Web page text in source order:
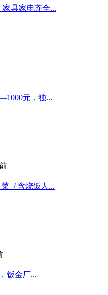
具家电齐全...
元，独...
（含烧饭人...
钣金厂...